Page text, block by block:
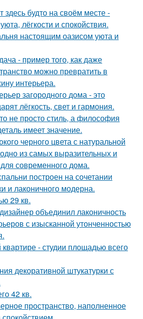
будто на своём месте -
лёгкости и спокойствия.
настоящим оазисом уюта и
- пример того, как даже
можно превратить в
интерьера.
загородного дома - это
лёгкость, свет и гармония.
не просто стиль, а философия
имеет значение.
черного цвета с натуральной
из самых выразительных и
современного дома.
построен на сочетании
и лаконичного модерна.
29 кв.
объединил лаконичность
с изысканной утонченностью
квартире - студии площадью всего
декоративной штукатурки с
42 кв.
пространство, наполненное